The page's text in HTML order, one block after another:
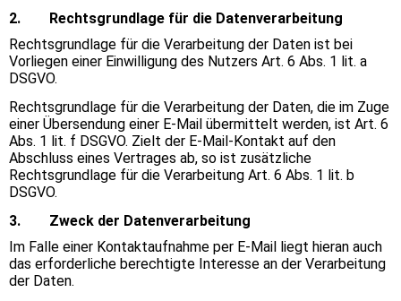
2. Rechtsgrundlage für die Datenverarbeitung
Rechtsgrundlage für die Verarbeitung der Daten ist bei
Vorliegen einer Einwilligung des Nutzers Art. 6 Abs. 1 lit. a
DSGVO.
Rechtsgrundlage für die Verarbeitung der Daten, die im Zuge
einer Übersendung einer E-Mail übermittelt werden, ist Art. 6
Abs. 1 lit. f DSGVO. Zielt der E-Mail-Kontakt auf den
Abschluss eines Vertrages ab, so ist zusätzliche
Rechtsgrundlage für die Verarbeitung Art. 6 Abs. 1 lit. b
DSGVO.
3. Zweck der Datenverarbeitung
Im Falle einer Kontaktaufnahme per E-Mail liegt hieran auch
das erforderliche berechtigte Interesse an der Verarbeitung
der Daten.